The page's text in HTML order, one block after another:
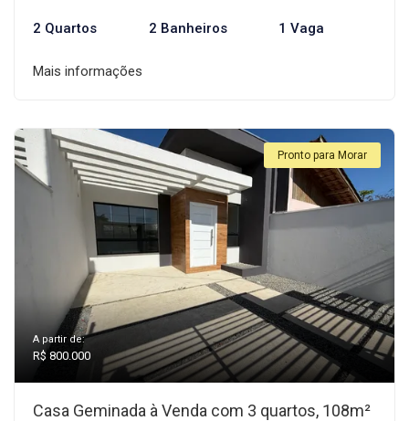
2 Quartos 2 Banheiros 1 Vaga
Mais informações
Pronto para Morar
A partir de:
R$ 800.000
Casa Geminada à Venda com 3 quartos, 108m²